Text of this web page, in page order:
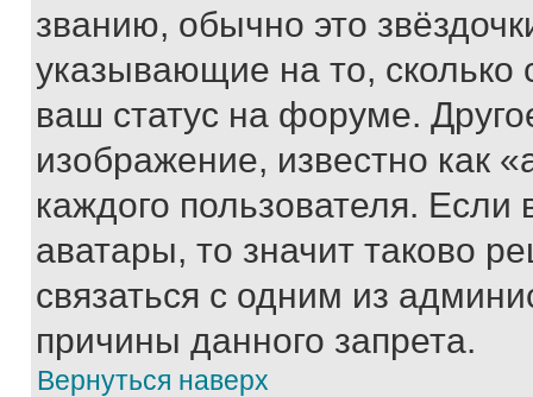
званию, обычно это
указывающие на то,
ваш статус на форуме.
изображение, известно как
каждого пользователя.
аватары, то значит таково
связаться с одним из
причины данного запрета.
Вернуться наверх